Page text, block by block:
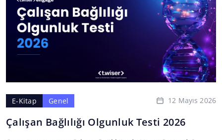
E-Kitap Genel 12 Mayıs 2026
Çalışan Bağlılığı Olgunluk Testi 2026